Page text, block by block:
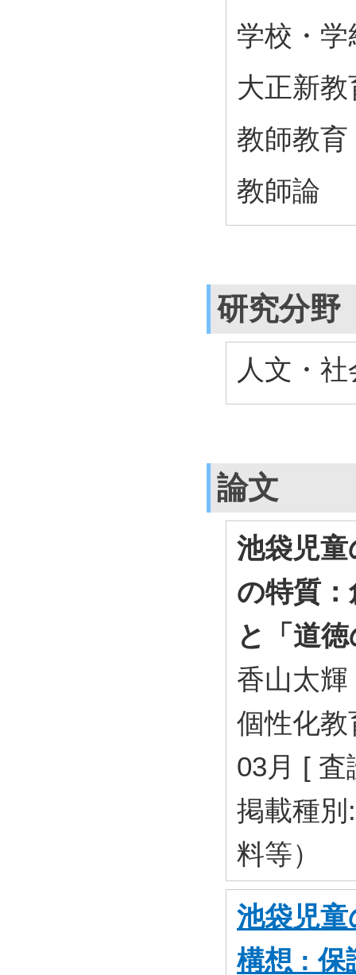
学校・学
大正新教
教師教育
教師論
研究分野
人文・
論文
池袋児
の特質
と「道
香山太輝
個性化
03月 [ 査
掲載種
料等）
池袋児
構想 : 保